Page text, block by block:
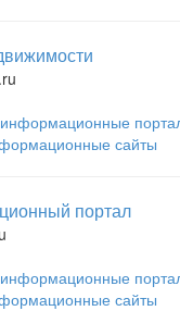
информационные
сайты
портал
информационные
сайты